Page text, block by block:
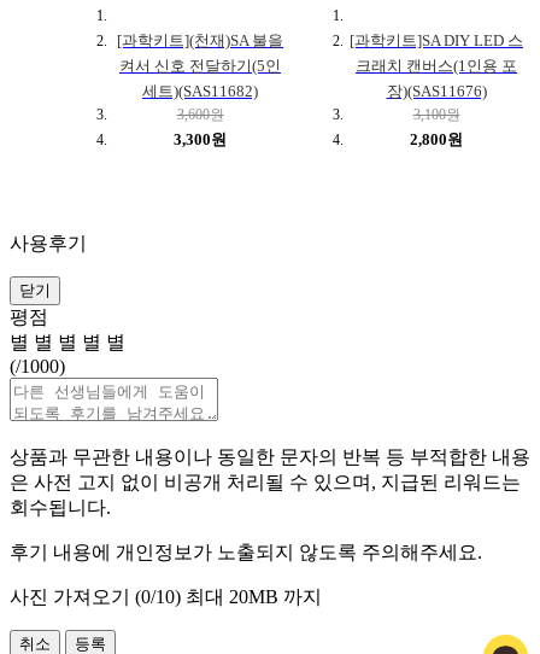
[과학키트](천재)SA 불을
켜서 신호 전달하기(5인
세트)(SAS11682)
3,600원
3,300원
[과학키트]SA DIY LED 스
크래치 캔버스(1인용 포
장)(SAS11676)
3,100원
2,800원
사용후기
닫기
평점
별 별 별 별 별
(/1000)
상품과 무관한 내용이나 동일한 문자의 반복 등 부적합한 내용
은 사전 고지 없이 비공개 처리될 수 있으며, 지급된 리워드는
회수됩니다.
후기 내용에 개인정보가 노출되지 않도록 주의해주세요.
사진 가져오기 (0/10) 최대 20MB 까지
취소 등록